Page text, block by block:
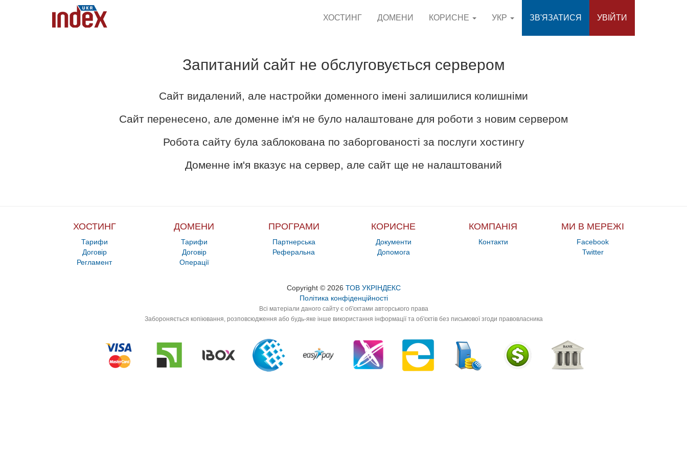
ХОСТИНГ ДОМЕНИ КОРИСНЕ УКР ЗВ'ЯЗАТИСЯ УВІЙТИ
Запитаний сайт не обслуговується сервером
Сайт видалений, але настройки доменного імені залишилися колишніми
Сайт перенесено, але доменне ім'я не було налаштоване для роботи з новим сервером
Робота сайту була заблокована по заборгованості за послуги хостингу
Доменне ім'я вказує на сервер, але сайт ще не налаштований
ХОСТИНГ
Тарифи
Договір
Регламент
ДОМЕНИ
Тарифи
Договір
Операції
ПРОГРАМИ
Партнерська
Реферальна
КОРИСНЕ
Документи
Допомога
КОМПАНІЯ
Контакти
МИ В МЕРЕЖІ
Facebook
Twitter
Copyright © 2026 ТОВ УКРІНДЕКС
Політика конфіденційності
Всі матеріали даного сайту є об'єктами авторського права
Забороняється копіювання, розповсюдження або будь-яке інше використання інформації та об'єктів без письмової згоди правовласника